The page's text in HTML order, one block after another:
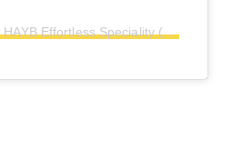
Публикация от HAYB Effortless Speciality (@haybcoffee)